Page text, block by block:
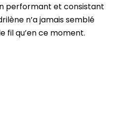
performant et consistant
n’a jamais semblé
fil qu’en ce moment.